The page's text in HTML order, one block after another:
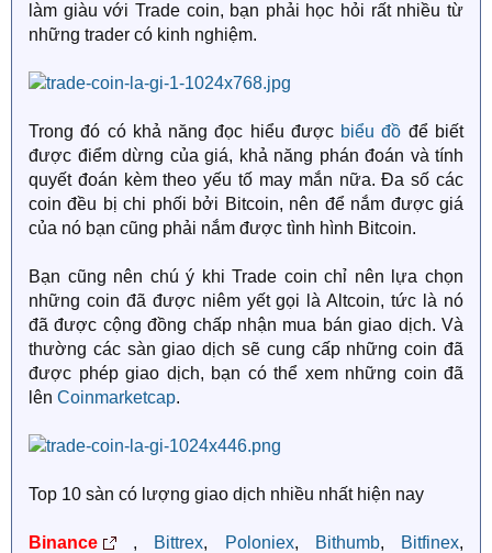
làm giàu với Trade coin, bạn phải học hỏi rất nhiều từ
những trader có kinh nghiệm.
Trong đó có khả năng đọc hiểu được biểu đồ để biết
được điểm dừng của giá, khả năng phán đoán và tính
quyết đoán kèm theo yếu tố may mắn nữa. Đa số các
coin đều bị chi phối bởi Bitcoin, nên để nắm được giá
của nó bạn cũng phải nắm được tình hình Bitcoin.
Bạn cũng nên chú ý khi Trade coin chỉ nên lựa chọn
những coin đã được niêm yết gọi là Altcoin, tức là nó
đã được cộng đồng chấp nhận mua bán giao dịch. Và
thường các sàn giao dịch sẽ cung cấp những coin đã
được phép giao dịch, bạn có thể xem những coin đã
lên Coinmarketcap.
Top 10 sàn có lượng giao dịch nhiều nhất hiện nay
Binance , Bittrex, Poloniex, Bithumb, Bitfinex,